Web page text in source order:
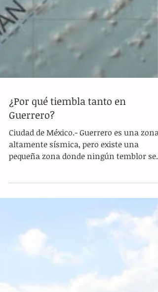
Guerrero?
Ciudad de México.- Guerrero es una zona
de Guerrero”, una región en donde
tener lugar los llamados sismos lentos,
“disparar un terremoto“, destacaron
Autónoma de México (UNAM). Shri
Krishna Singh, investigador emérito del